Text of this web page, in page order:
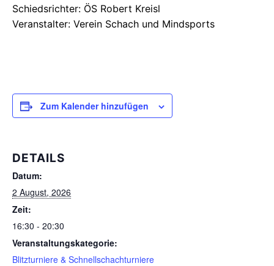
Schiedsrichter: ÖS Robert Kreisl
Veranstalter: Verein Schach und Mindsports
Zum Kalender hinzufügen
DETAILS
Datum:
2 August, 2026
Zeit:
16:30 - 20:30
Veranstaltungskategorie:
Blitzturniere & Schnellschachturniere